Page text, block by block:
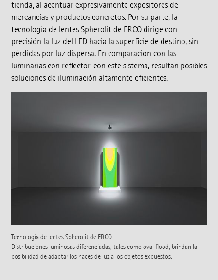
tienda, al acentuar expresivamente expositores de
mercancías y productos concretos. Por su parte, la
tecnología de lentes Spherolit de ERCO dirige con
precisión la luz del LED hacia la superficie de destino, sin
pérdidas por luz dispersa. En comparación con las
luminarias con reflector, con este sistema, resultan posibles
soluciones de iluminación altamente eficientes.
Tecnología de lentes Spherolit de ERCO
Distribuciones luminosas diferenciadas, tales como oval flood, brindan la
posibilidad de adaptar los haces de luz a los objetos expuestos.